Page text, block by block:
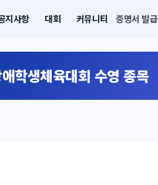
지사항 대회 커뮤니티 증명서 발급
학생체육대회 수영 종목